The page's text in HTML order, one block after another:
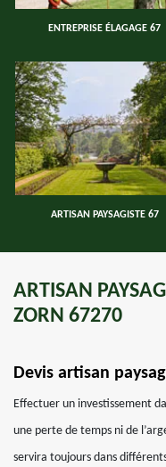
ENTREPRISE ÉLAGAGE 67
ARTISAN PAYSAGISTE 67
ARTISAN
ZORN 67270
Devis artisan
Effectuer un investissement
une perte de temps ni de
servira toujours dans